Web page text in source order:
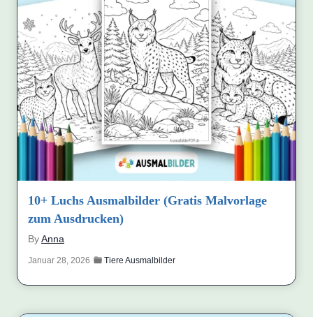
10+ Luchs Ausmalbilder (Gratis Malvorlage
zum Ausdrucken)
ByAnna
Januar 28, 2026 Tiere Ausmalbilder